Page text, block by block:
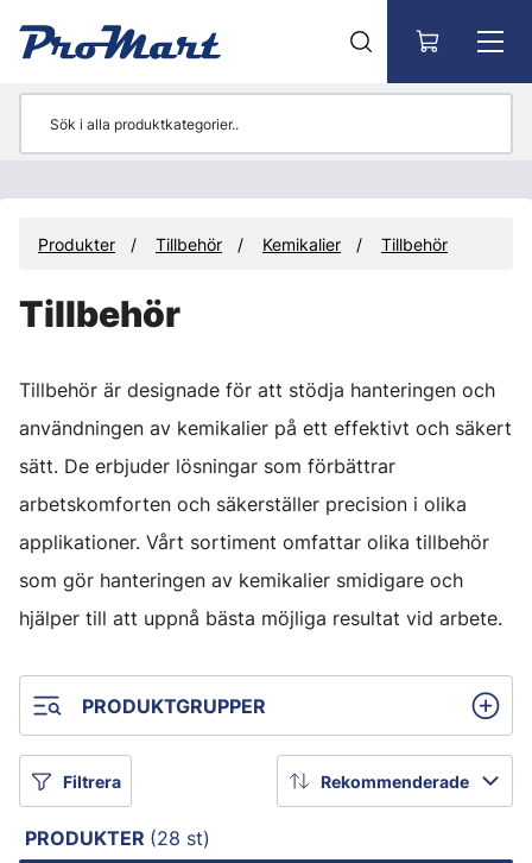
Produkter Tillbehör Kemikalier Tillbehör
Tillbehör
Tillbehör är designade för att stödja hanteringen och
användningen av kemikalier på ett effektivt och säkert
sätt. De erbjuder lösningar som förbättrar
arbetskomforten och säkerställer precision i olika
applikationer. Vårt sortiment omfattar olika tillbehör
som gör hanteringen av kemikalier smidigare och
hjälper till att uppnå bästa möjliga resultat vid arbete.
PRODUKTGRUPPER
Filtrera Rekommenderade
PRODUKTER (28 st)